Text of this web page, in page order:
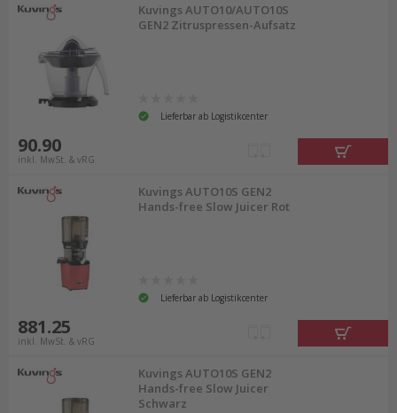
Kuvings AUTO10/AUTO10S
GEN2 Zitruspressen-Aufsatz
Lieferbar ab Logistikcenter
90.90
inkl. MwSt. & vRG
Kuvings AUTO10S GEN2
Hands-free Slow Juicer Rot
Lieferbar ab Logistikcenter
881.25
inkl. MwSt. & vRG
Kuvings AUTO10S GEN2
Hands-free Slow Juicer
Schwarz